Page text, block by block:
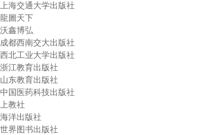
上海交通大学出版社
龍圖天下
沃鑫博弘
成都西南交大出版社
西北工业大学出版社
浙江教育出版社
山东教育出版社
中国医药科技出版社
上教社
海洋出版社
世界图书出版社